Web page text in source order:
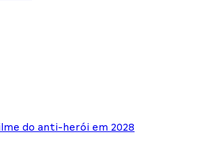
do anti-herói em 2028